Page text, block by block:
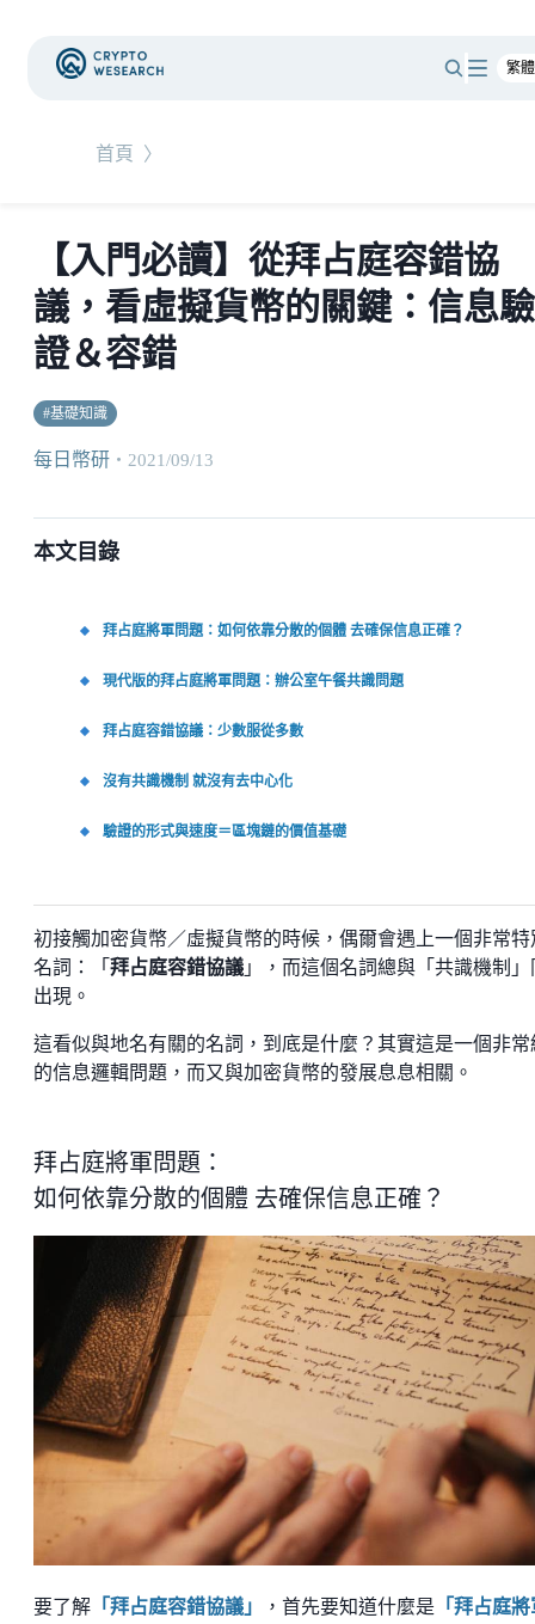
首頁 〉
【入門必讀】從拜占庭容錯協
議，看虛擬貨幣的關鍵：信息驗
證＆容錯
#基礎知識
每日幣研 ・ 2021/09/13
本文目錄
拜占庭將軍問題：如何依靠分散的個體 去確保信息正確？
現代版的拜占庭將軍問題：辦公室午餐共識問題
拜占庭容錯協議：少數服從多數
沒有共識機制 就沒有去中心化
驗證的形式與速度＝區塊鏈的價值基礎
初接觸加密貨幣／虛擬貨幣的時候，偶爾會遇上一個非常特
名詞：「 拜占庭容錯協議 」，而這個名詞總與「共識機制」
出現。
這看似與地名有關的名詞，到底是什麼？其實這是一個非常
的信息邏輯問題，而又與加密貨幣的發展息息相關。
拜占庭將軍問題：
如何依靠分散的個體 去確保信息正確？
要了解 「拜占庭容錯協議」 ，首先要知道什麼是 「拜占庭